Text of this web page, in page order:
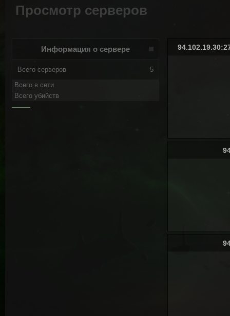
Просмотр серверов
Информация о сервере
Всего серверов 5
Всего в сети
Всего убийств